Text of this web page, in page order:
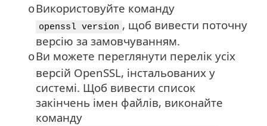
oВикористовуйте команду
openssl version , щоб вивести поточну
версію за замовчуванням.
oВи можете переглянути перелік усіх
версій OpenSSL, інстальованих у
системі. Щоб вивести список
закінчень імен файлів, виконайте
команду